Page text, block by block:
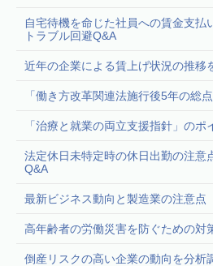
自宅待機を命じた社員への賃金支払
トラブル回避Q&A
近年の企業による賃上げ状況の推移
「働き方改革関連法施行後5年の総
「治療と就業の両立支援指針」のポ
法定休日未特定時の休日出勤の注意
Q&A
最新ビジネス動向と製造業の注意点
高年齢者の労働災害を防ぐための対
倒産リスクの高い企業の動向を分析